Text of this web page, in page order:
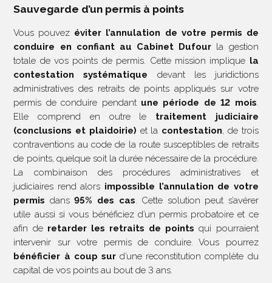
Sauvegarde d’un permis à points
Vous pouvez éviter l’annulation de votre permis de
conduire en confiant au Cabinet Dufour la gestion
totale de vos points de permis. Cette mission implique la
contestation systématique devant les juridictions
administratives des retraits de points appliqués sur votre
permis de conduire pendant une période de 12 mois
Elle comprend en outre le traitement judiciaire
(conclusions et plaidoirie) et la contestation, de trois
contraventions au code de la route susceptibles de retraits
de points, quelque soit la durée nécessaire de la procédure.
La combinaison des procédures administratives et
judiciaires rend alors impossible l’annulation de votre
permis dans95% des cas . Cette solution peut s’avérer
utile aussi si vous bénéficiez d’un permis probatoire et ce
afin de retarder les retraits de points qui pourraient
intervenir sur votre permis de conduire. Vous pourrez
bénéficier à coup surd’une reconstitution complète du
capital de vos points au bout de 3 ans.